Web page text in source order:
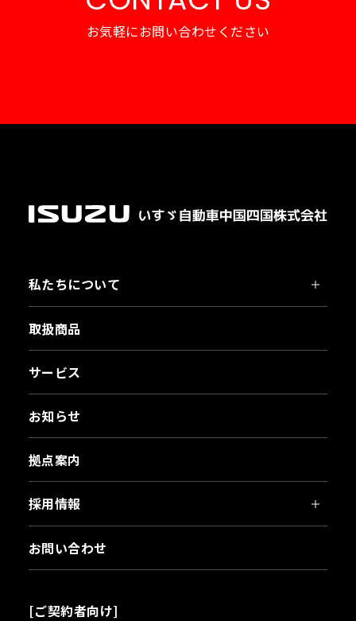
お気軽にお問い合わせください
私たちについて
取扱商品
サービス
お知らせ
拠点案内
採用情報
お問い合わせ
[ご契約者向け]